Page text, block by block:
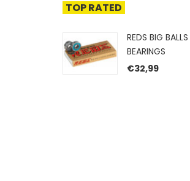
TOP RATED
REDS BIG BALLS
BEARINGS
€32,99